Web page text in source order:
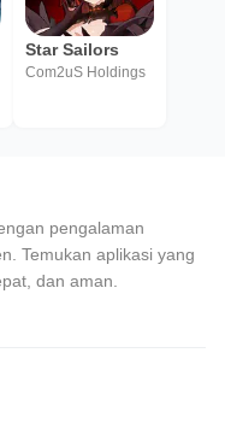
Star Sailors
Com2uS Holdings
pengalaman
Temukan aplikasi yang
dan aman.